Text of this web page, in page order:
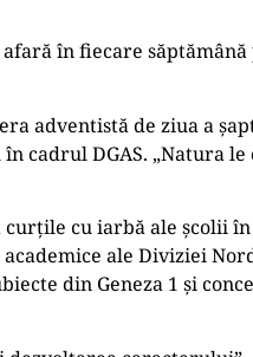
în fiecare
adventistă de ziua a
cadrul DGAS. „Natura
cu iarbă ale școlii
ale Diviziei
din Geneza 1 și